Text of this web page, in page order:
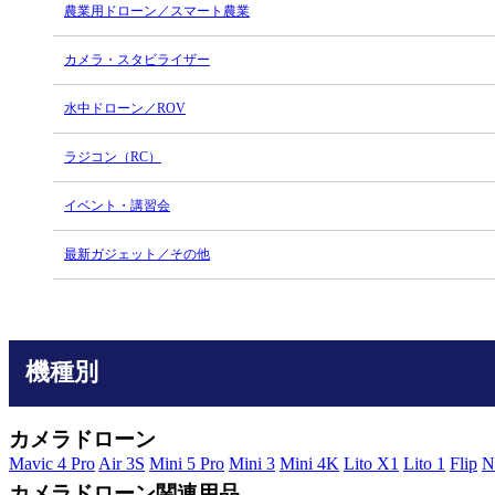
農業用ドローン／スマート農業
カメラ・スタビライザー
水中ドローン／ROV
ラジコン（RC）
イベント・講習会
最新ガジェット／その他
機種別
カメラドローン
Mavic 4 Pro Air 3S Mini 5 Pro Mini 3 Mini 4K Lito X1 Lito 1 Flip